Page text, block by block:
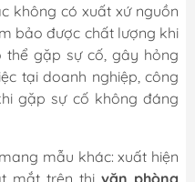
không có xuất xứ nguồn
bảo được chất lượng khi
gặp sự cố, gây hỏng
tại doanh nghiệp, công
gặp sự cố không đáng
mẫu khác: xuất hiện
mắt trên thịvăn phòng